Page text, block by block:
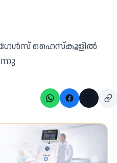
ഗേള്‍സ് ഹൈസ്‌കൂളില്‍